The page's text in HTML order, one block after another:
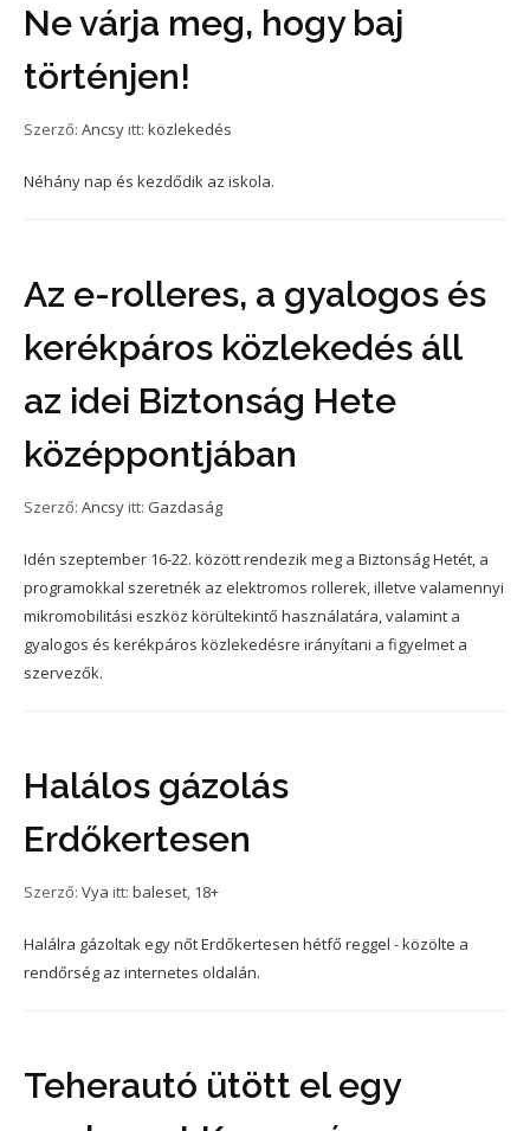
Ne várja meg, hogy baj
történjen!
Szerző: Ancsy itt: közlekedés
Néhány nap és kezdődik az iskola.
Az e-rolleres, a gyalogos és
kerékpáros közlekedés áll
az idei Biztonság Hete
középpontjában
Szerző: Ancsy itt: Gazdaság
Idén szeptember 16-22. között rendezik meg a Biztonság Hetét, a
programokkal szeretnék az elektromos rollerek, illetve valamennyi
mikromobilitási eszköz körültekintő használatára, valamint a
gyalogos és kerékpáros közlekedésre irányítani a figyelmet a
szervezők.
Halálos gázolás
Erdőkertesen
Szerző: Vya itt: baleset, 18+
Halálra gázoltak egy nőt Erdőkertesen hétfő reggel - közölte a
rendőrség az internetes oldalán.
Teherautó ütött el egy